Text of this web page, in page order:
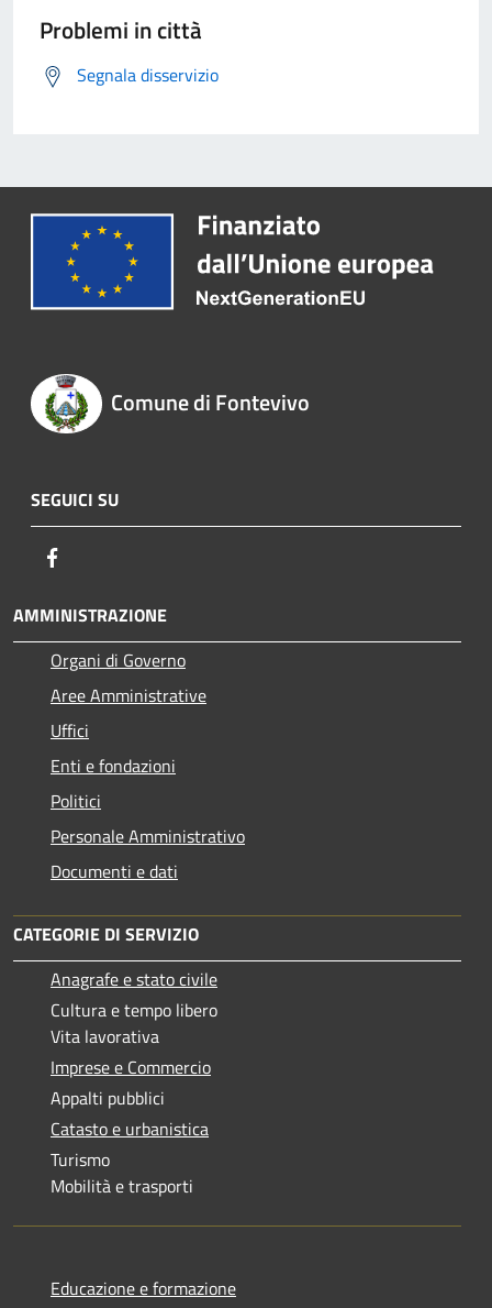
Problemi in città
Segnala disservizio
Comune di Fontevivo
SEGUICI SU
AMMINISTRAZIONE
Organi di Governo
Aree Amministrative
Uffici
Enti e fondazioni
Politici
Personale Amministrativo
Documenti e dati
CATEGORIE DI SERVIZIO
Anagrafe e stato civile
Cultura e tempo libero
Vita lavorativa
Imprese e Commercio
Appalti pubblici
Catasto e urbanistica
Turismo
Mobilità e trasporti
Educazione e formazione